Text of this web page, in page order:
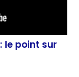
le point sur